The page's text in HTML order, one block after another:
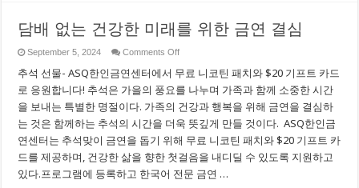
동
요.
담배 없는 건강한 미래를 위한 금연 결심
September 5, 2024 Comments Offon
배
없
는
건
강
미
래
를
위
추석 선물- ASQ한인금연센터에서 무료 니코틴 패치와 $20 기프트 카드
로 응원합니다! 추석은 가을의 풍요를 나누며 가족과 함께 소중한 시간
을 보내는 특별한 명절이다. 가족의 건강과 행복을 위해 금연을 결심하
는 것은 함께하는 추석의 시간을 더욱 뜻깊게 만들 것이다. ASQ한인금
연센터는 추석맞이 금연을 돕기 위해 무료 니코틴 패치와 $20 기프트 카
드를 제공하며, 건강한 삶을 향한 첫걸음을 내디딜 수 있도록 지원하고
있다.프로그램에 등록하고 한국어 전문 금연 …